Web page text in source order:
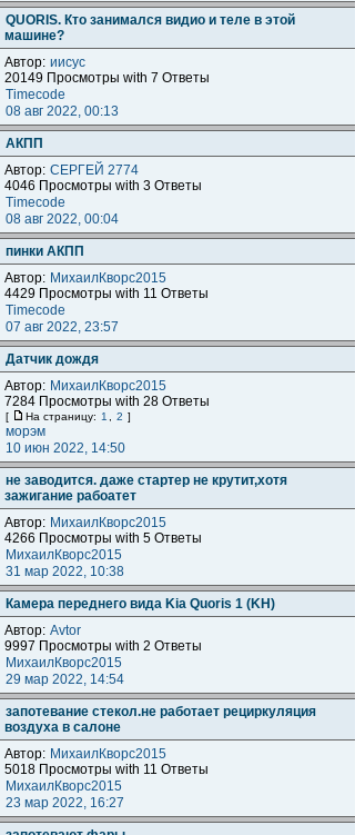
QUORIS. Кто занимался видио и теле в этой
машине?
Автор: иисус
20149 Просмотры with 7 Ответы
Timecode
08 авг 2022, 00:13
АКПП
Автор: СЕРГЕЙ 2774
4046 Просмотры with 3 Ответы
Timecode
08 авг 2022, 00:04
пинки АКПП
Автор: МихаилКворс2015
4429 Просмотры with 11 Ответы
Timecode
07 авг 2022, 23:57
Датчик дождя
Автор: МихаилКворс2015
7284 Просмотры with 28 Ответы
[ На страницу: 1 2 ]
морэм
10 июн 2022, 14:50
не заводится. даже стартер не крутит,хотя
зажигание рабоатет
Автор: МихаилКворс2015
4266 Просмотры with 5 Ответы
МихаилКворс2015
31 мар 2022, 10:38
Камера переднего вида Kia Quoris 1 (KH)
Автор: Avtor
9997 Просмотры with 2 Ответы
МихаилКворс2015
29 мар 2022, 14:54
запотевание стекол.не работает рециркуляция
воздуха в салоне
Автор: МихаилКворс2015
5018 Просмотры with 11 Ответы
МихаилКворс2015
23 мар 2022, 16:27